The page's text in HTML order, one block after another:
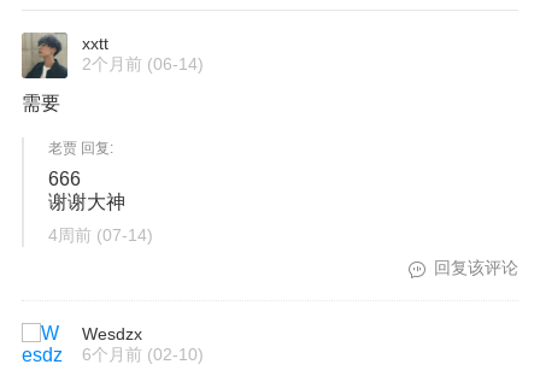
xxtt
2个月前 (06-14)
需要
老贾 回复:
666
谢谢大神
4周前 (07-14)
回复该评论
Wesdzx
6个月前 (02-10)